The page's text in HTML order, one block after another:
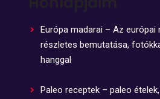
Európa madarai – Az európai
részletes bemutatása,
hanggal
Paleo receptek – paleo